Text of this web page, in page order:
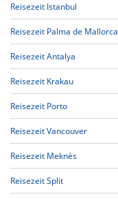
Reisezeit Istanbul
Reisezeit Palma de Mallorca
Reisezeit Antalya
Reisezeit Krakau
Reisezeit Porto
Reisezeit Vancouver
Reisezeit Meknès
Reisezeit Split